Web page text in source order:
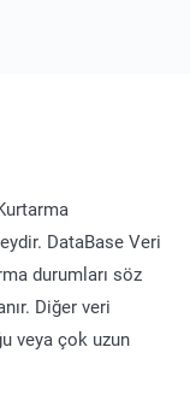
DataBase Veri
durumları söz
Diğer veri
veya çok uzun